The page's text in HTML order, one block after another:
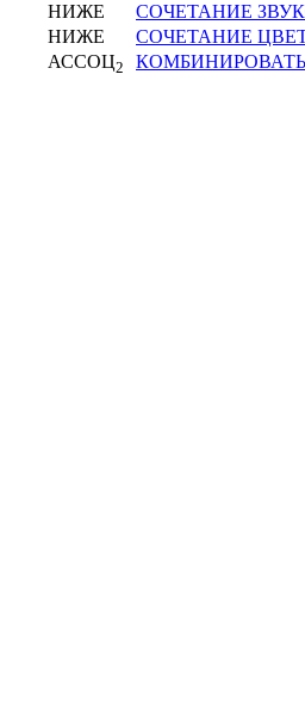
НИЖЕ
СОЧЕТАНИЕ
НИЖЕ
СОЧЕТАНИЕ
АССОЦ2